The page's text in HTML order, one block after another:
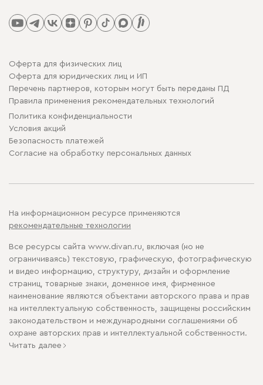
Оферта для физических лиц
Оферта для юридических лиц и ИП
Перечень партнеров, которым могут быть переданы ПД
Правила применения рекомендательных технологий
Политика конфиденциальности
Условия акций
Безопасность платежей
Cогласие на обработку персональных данных
На информационном ресурсе применяются
рекомендательные технологии
Все ресурсы сайта www.divan.ru, включая (но не
ограничиваясь) текстовую, графическую, фотографическую
и видео информацию, структуру, дизайн и оформление
страниц, товарные знаки, доменное имя, фирменное
наименование являются объектами авторского права и прав
на интеллектуальную собственность, защищены российским
законодательством и международными соглашениями об
охране авторских прав и интеллектуальной собственности.
Читать далее